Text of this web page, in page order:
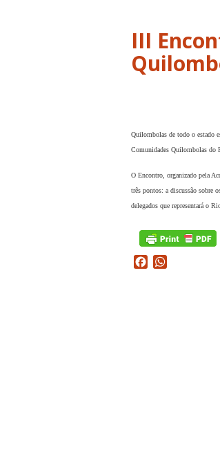
III
Quilombolas de todo o estado
Comunidades Quilombolas do
O Encontro, organizado pela
três pontos: a discussão sobre
delegados que representará o
Facebook